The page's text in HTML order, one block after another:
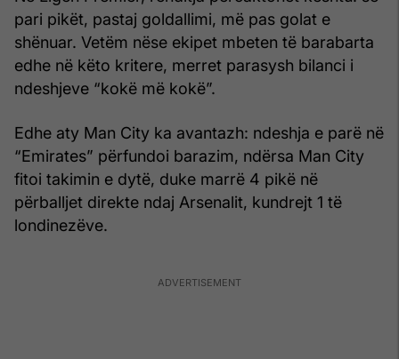
pari pikët, pastaj goldallimi, më pas golat e
shënuar. Vetëm nëse ekipet mbeten të barabarta
edhe në këto kritere, merret parasysh bilanci i
ndeshjeve “kokë më kokë”.
Edhe aty Man City ka avantazh: ndeshja e parë në
“Emirates” përfundoi barazim, ndërsa Man City
fitoi takimin e dytë, duke marrë 4 pikë në
përballjet direkte ndaj Arsenalit, kundrejt 1 të
londinezëve.